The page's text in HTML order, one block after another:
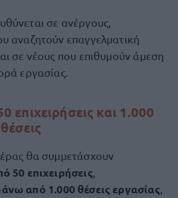
σε ανέργους,
αναζητούν επαγγελματική
σε νέους που επιθυμούν άμεση
εργασίας.
επιχειρήσεις και 1.000
θα συμμετάσχουν
50 επιχειρήσεις
από 1.000 θέσεις εργασίας